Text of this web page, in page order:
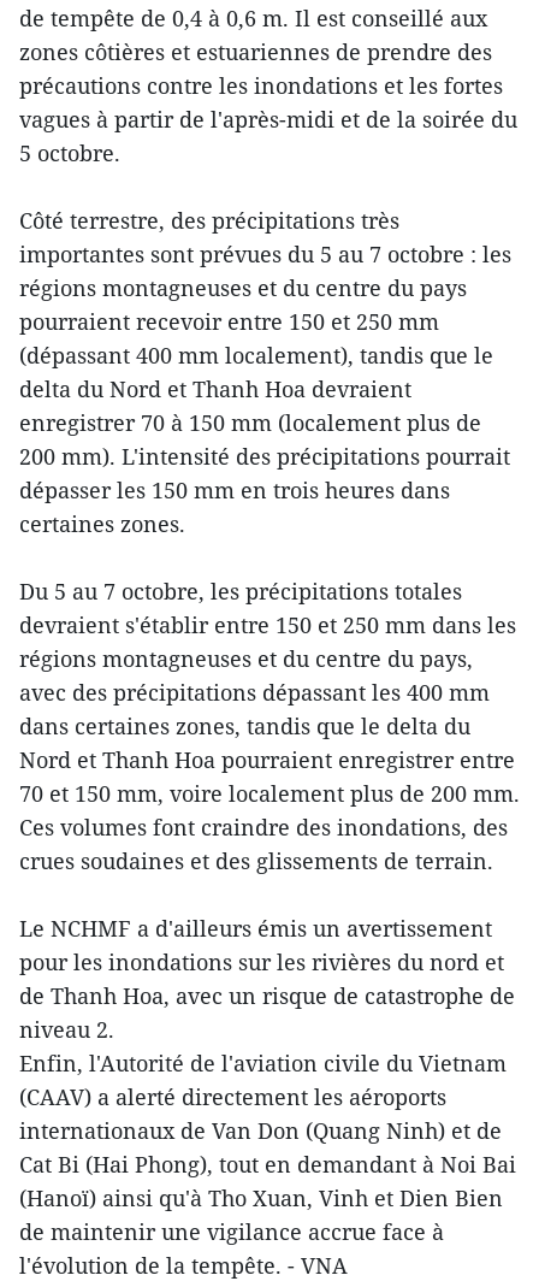
de tempête de 0,4 à 0,6 m. Il est conseillé aux
zones côtières et estuariennes de prendre des
précautions contre les inondations et les fortes
vagues à partir de l'après-midi et de la soirée du
5 octobre.
Côté terrestre, des précipitations très
importantes sont prévues du 5 au 7 octobre : les
régions montagneuses et du centre du pays
pourraient recevoir entre 150 et 250 mm
(dépassant 400 mm localement), tandis que le
delta du Nord et Thanh Hoa devraient
enregistrer 70 à 150 mm (localement plus de
200 mm). L'intensité des précipitations pourrait
dépasser les 150 mm en trois heures dans
certaines zones.
Du 5 au 7 octobre, les précipitations totales
devraient s'établir entre 150 et 250 mm dans les
régions montagneuses et du centre du pays,
avec des précipitations dépassant les 400 mm
dans certaines zones, tandis que le delta du
Nord et Thanh Hoa pourraient enregistrer entre
70 et 150 mm, voire localement plus de 200 mm.
Ces volumes font craindre des inondations, des
crues soudaines et des glissements de terrain.
Le NCHMF a d'ailleurs émis un avertissement
pour les inondations sur les rivières du nord et
de Thanh Hoa, avec un risque de catastrophe de
niveau 2.
Enfin, l'Autorité de l'aviation civile du Vietnam
(CAAV) a alerté directement les aéroports
internationaux de Van Don (Quang Ninh) et de
Cat Bi (Hai Phong), tout en demandant à Noi Bai
(Hanoï) ainsi qu'à Tho Xuan, Vinh et Dien Bien
de maintenir une vigilance accrue face à
l'évolution de la tempête. - VNA